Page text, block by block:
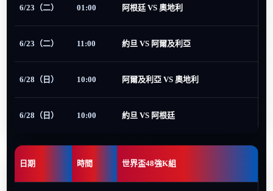
6/23（二） 01:00 阿根廷 VS 奧地利
6/23（二） 11:00 約旦 VS 阿爾及利亞
6/28（日） 10:00 阿爾及利亞 VS 奧地利
6/28（日） 10:00 約旦 VS 阿根廷
日期 時間 世界盃48強K組